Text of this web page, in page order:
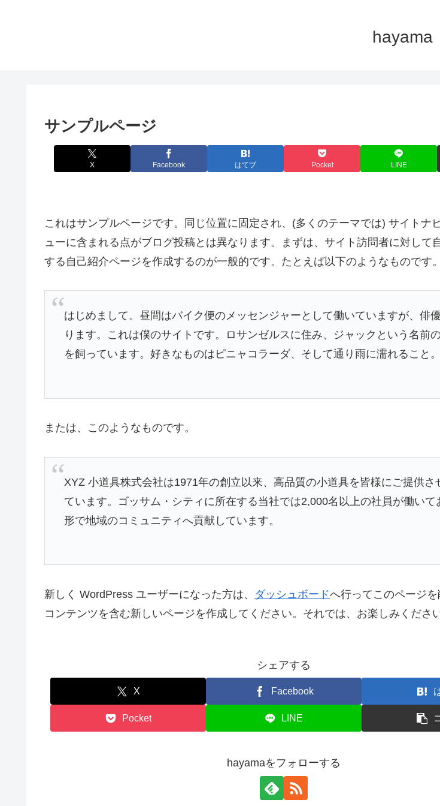
hayama
サンプルページ
X Facebook はてブ Pocket LINE
これはサンプルページです。同じ位置に固定され、(多くのテーマでは) サイトナ
ューに含まれる点がブログ投稿とは異なります。まずは、サイト訪問者に対して
する自己紹介ページを作成するのが一般的です。たとえば以下のようなものです。
はじめまして。昼間はバイク便のメッセンジャーとして働いていますが、俳
ります。これは僕のサイトです。ロサンゼルスに住み、ジャックという名前
を飼っています。好きなものはピニャコラーダ、そして通り雨に濡れること。
または、このようなものです。
XYZ 小道具株式会社は1971年の創立以来、高品質の小道具を皆様にご提供さ
ています。ゴッサム・シティに所在する当社では2,000名以上の社員が働いて
形で地域のコミュニティへ貢献しています。
新しく WordPress ユーザーになった方は、 ダッシュボードへ行ってこのページ
コンテンツを含む新しいページを作成してください。それでは、お楽しみくださ
シェアする
X Facebook
Pocket LINE
hayamaをフォローする